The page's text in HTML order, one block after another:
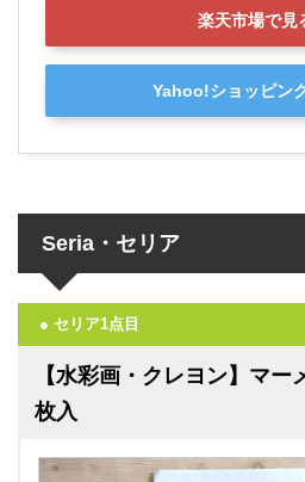
楽天市場で見
Yahoo!ショッピン
Seria・セリア
● セリア1点目
【水彩画・クレヨン】マ
枚入